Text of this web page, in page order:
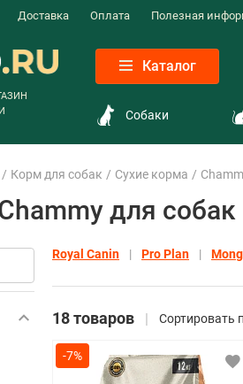
Доставка Оплата Полезная
Каталог
Собаки
Корм для собак Сухие корма
для собак
Royal Canin Pro Plan
18 товаров Сортировать
-7%